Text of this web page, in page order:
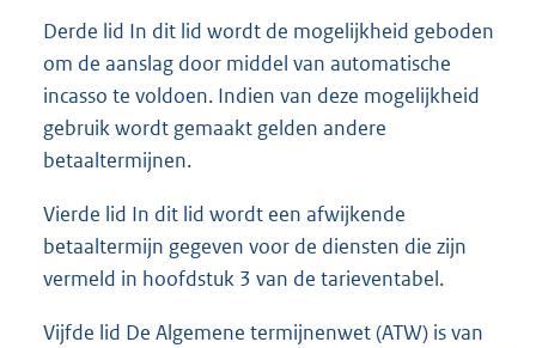
Derde lid In dit lid wordt de mogelijkheid geboden
om de aanslag door middel van automatische
incasso te voldoen. Indien van deze mogelijkheid
gebruik wordt gemaakt gelden andere
betaaltermijnen.
Vierde lid In dit lid wordt een afwijkende
betaaltermijn gegeven voor de diensten die zijn
vermeld in hoofdstuk 3 van de tarieventabel.
Vijfde lid De Algemene termijnenwet (ATW) is van